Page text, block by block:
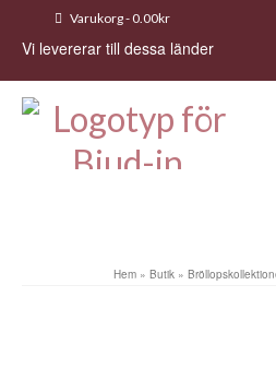
Varukorg- 0.00kr
Vi levererar till dessa länder
Hem » Butik »